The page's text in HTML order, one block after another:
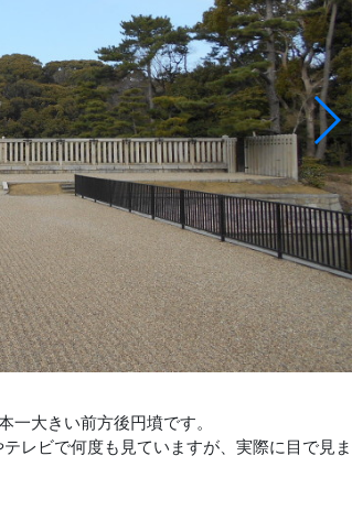
大きい前方後円墳です。
レビで何度も見ていますが、実際に目で見ま